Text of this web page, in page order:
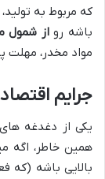
که مربوط به
باشه رواز شمول
مواد مخدر، مهلت
جرایم
یکی از دغدغه
همین خاطر، اگه
بالایی باشه (که